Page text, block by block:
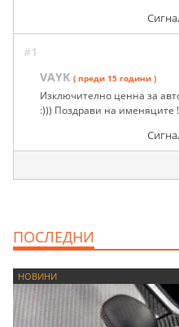
#1
VAYK ( преди 15 години )
Изключително ценна за
:))) Поздрави на именяците !
ПОСЛЕДНИ
НОВИНИ